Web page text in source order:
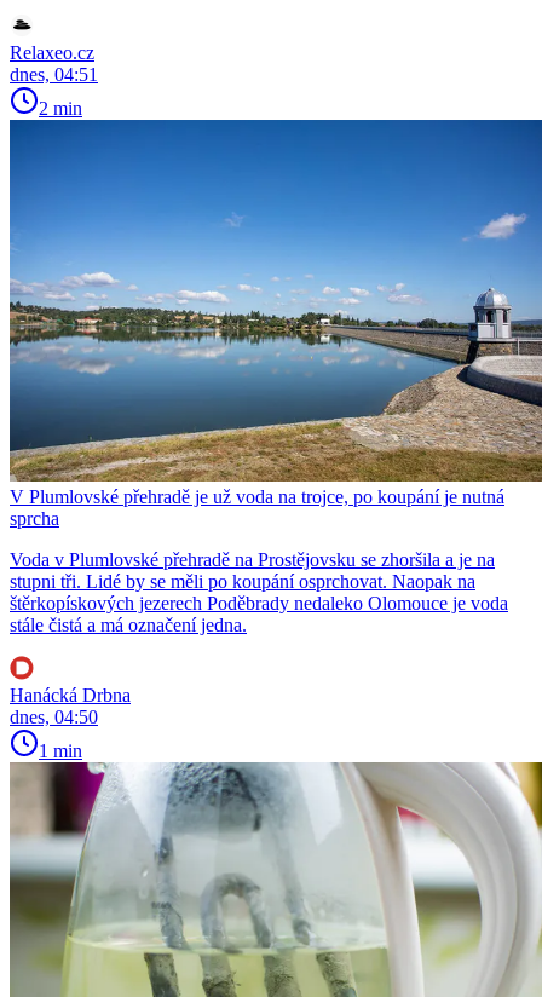
Relaxeo.cz
dnes, 04:51
2 min
V Plumlovské přehradě je už voda na trojce, po koupání je nutná
sprcha
Voda v Plumlovské přehradě na Prostějovsku se zhoršila a je na
stupni tři. Lidé by se měli po koupání osprchovat. Naopak na
štěrkopískových jezerech Poděbrady nedaleko Olomouce je voda
stále čistá a má označení jedna.
Hanácká Drbna
dnes, 04:50
1 min